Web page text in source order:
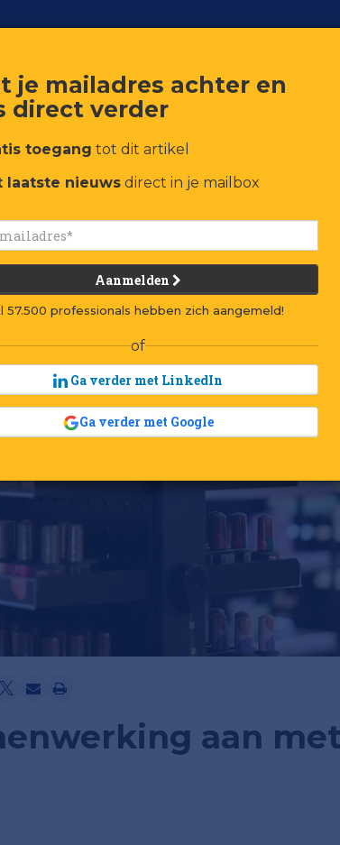
Connect Jobs
aan
je mailadres achter en
direct verder
toegang tot dit artikel
laatste nieuws direct in je mailbox
Aanmelden
57.500 professionals hebben zich aangemeld!
of
Ga verder met LinkedIn
Ga verder met Google